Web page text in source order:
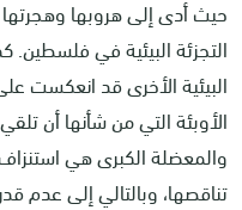
حيث أدى إلى هروبها
التجزئة البيئية في فلسطين.
البيئية الأخرى قد انعكست
الأوبئة التي من شأنها أن
والمعضلة الكبرى هي
تناقصها، وبالتالي إلى عدم